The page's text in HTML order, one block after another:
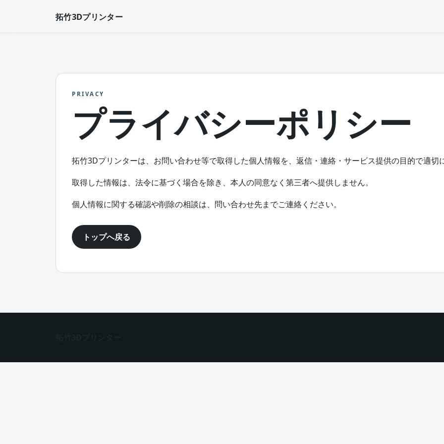
拓竹3Dプリンター
PRIVACY
プライバシーポリシー
拓竹3Dプリンターは、お問い合わせ等で取得した個人情報を、返信・連絡・サービス提供の目的で適切
取得した情報は、法令に基づく場合を除き、本人の同意なく第三者へ提供しません。
個人情報に関する確認や削除の相談は、問い合わせ先までご連絡ください。
トップへ戻る